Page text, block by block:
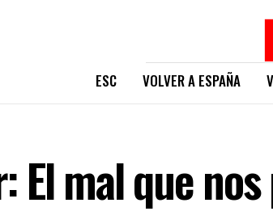
ESC VOLVER A ESPAÑA
El mal que